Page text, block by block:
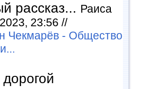
рассказ... Раиса
23:56 //
Чекмарёв - Общество